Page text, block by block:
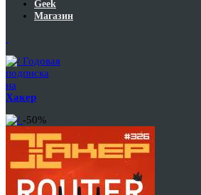
Geek
Магазин
Годовая
подписка
на
Хакер
-50%